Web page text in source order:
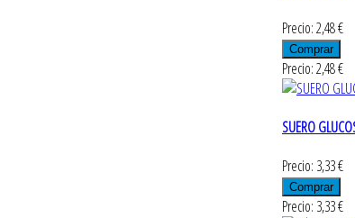
Precio: 2,48 €
Precio: 2,48 €
SUERO
Precio: 3,33 €
Precio: 3,33 €